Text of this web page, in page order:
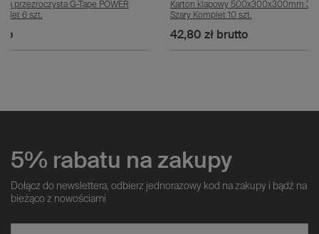
przezroczysta G-Tape POWER
6 szt.
Karton klapowy 500x300x300mm
Szary Komplet 10 szt.
42,80 zł brutto
5% rabatu na zakupy
Dołącz do newslettera, odbierz jednorazowy kod na zakupy i bądź na
bieżąco z nowościami